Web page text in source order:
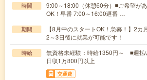
時間
9:00～18:00（休憩60分）■ご希望が
OK！早番 7:00～16:00遅番 …
期間
【8月中のスタートOK！急募！】2
2～3日後に就業が可能です！
時給
無資格未経験：時給1350円～ ■週
日収1万800円以上
交通費